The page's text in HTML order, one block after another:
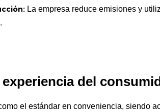
La empresa reduce emisiones y
del
el estándar en conveniencia, siendo